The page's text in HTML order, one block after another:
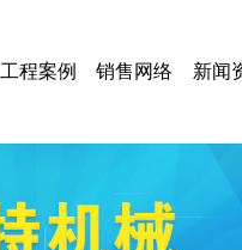
工程案例 销售网络 新闻